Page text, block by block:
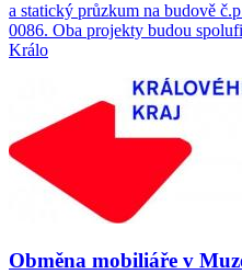
a statický průzkum na budově
0086. Oba projekty budou
Králo
Obměna mobiliáře v